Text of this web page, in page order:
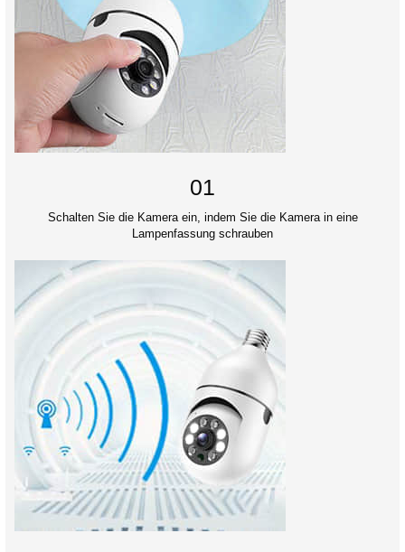
01
Schalten Sie die Kamera ein, indem Sie die Kamera in eine
Lampenfassung schrauben